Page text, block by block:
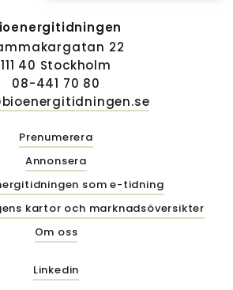
22
111 40 Stockholm
08-441 70 80
Prenumerera
Annonsera
som e-tidning
kartor och marknadsöversikter
Om oss
Linkedin